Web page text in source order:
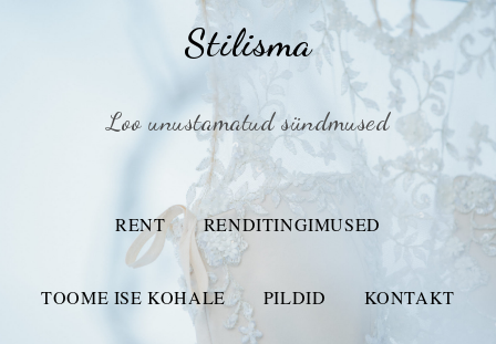
Stilisma
Loo unustamatud sündmused
RENT RENDITINGIMUSED
TOOME ISE KOHALE PILDID KONTAKT